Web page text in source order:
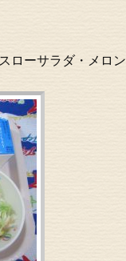
ローサラダ・メロン